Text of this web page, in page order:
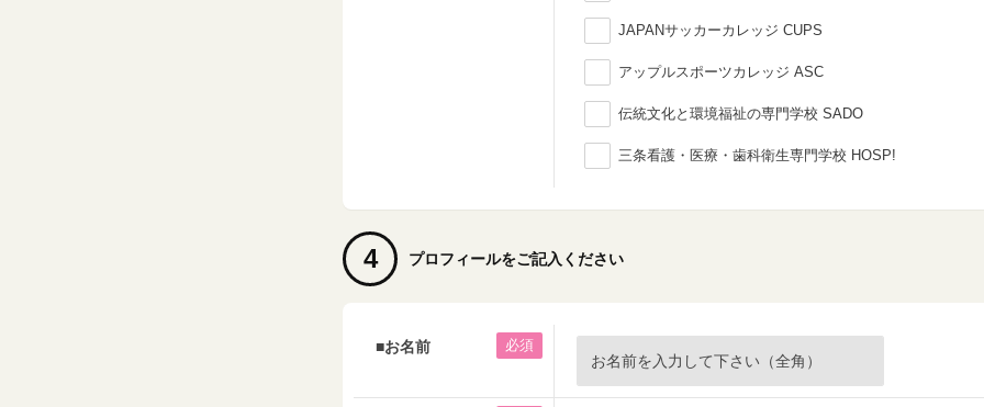
JAPANサッカーカレッジ CUPS
アップルスポーツカレッジ ASC
伝統文化と環境福祉の専門学校 SADO
三条看護・医療・歯科衛生専門学校 HOSP!
4 プロフィールをご記入ください
■お名前 必須